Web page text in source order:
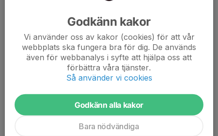
Antal matcher: cirka 4 matcher per lag
Matcherna spelas i ett rullande spelschema där lagen
möter flera olika motståndare under dagen. I enlighet
med Svenska Fotbollförbundets riktlinjer för barnfotboll:
inga tabeller eller resultat redovisas
inget slutspel genomförs
fokus ligger på spelglädje och utveckling
Godkänn kakor
Vi använder oss av kakor (cookies) för att vår
webbplats ska fungera bra för dig. De används
även för webbanalys i syfte att hjälpa oss att
förbättra våra tjänster.
Så använder vi cookies
Godkänn alla kakor
Bara nödvändiga